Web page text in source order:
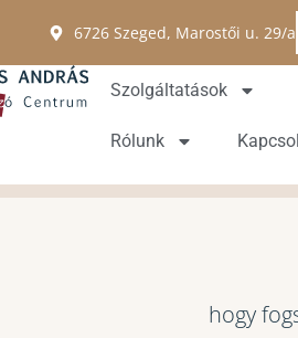
6726 Szeged, Marostői u. 29/a
Szolgáltatások
Rólunk
hogy